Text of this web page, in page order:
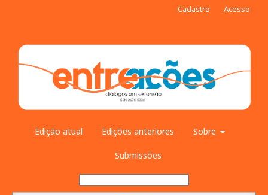
Edição atual Edições anteriores Sobre
Submissões
Cadastro Acesso